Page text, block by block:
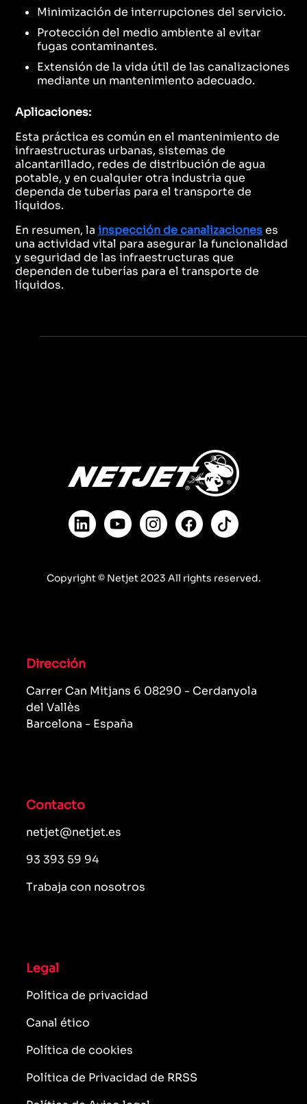
Minimización de interrupciones del servicio.
Protección del medio ambiente al evitar
fugas contaminantes.
Extensión de la vida útil de las canalizaciones
mediante un mantenimiento adecuado.
Aplicaciones:
Esta práctica es común en el mantenimiento de
infraestructuras urbanas, sistemas de
alcantarillado, redes de distribución de agua
potable, y en cualquier otra industria que
dependa de tuberías para el transporte de
líquidos.
En resumen, lainspección de canalizacioneses
una actividad vital para asegurar la funcionalidad
y seguridad de las infraestructuras que
dependen de tuberías para el transporte de
líquidos.
Copyright © Netjet 2023 All rights reserved.
Dirección
Carrer Can Mitjans 6 08290 - Cerdanyola
del Vallès
Barcelona - España
Contacto
netjet@netjet.es
93 393 59 94
Trabaja con nosotros
Legal
Política de privacidad
Canal ético
Política de cookies
Política de Privacidad de RRSS